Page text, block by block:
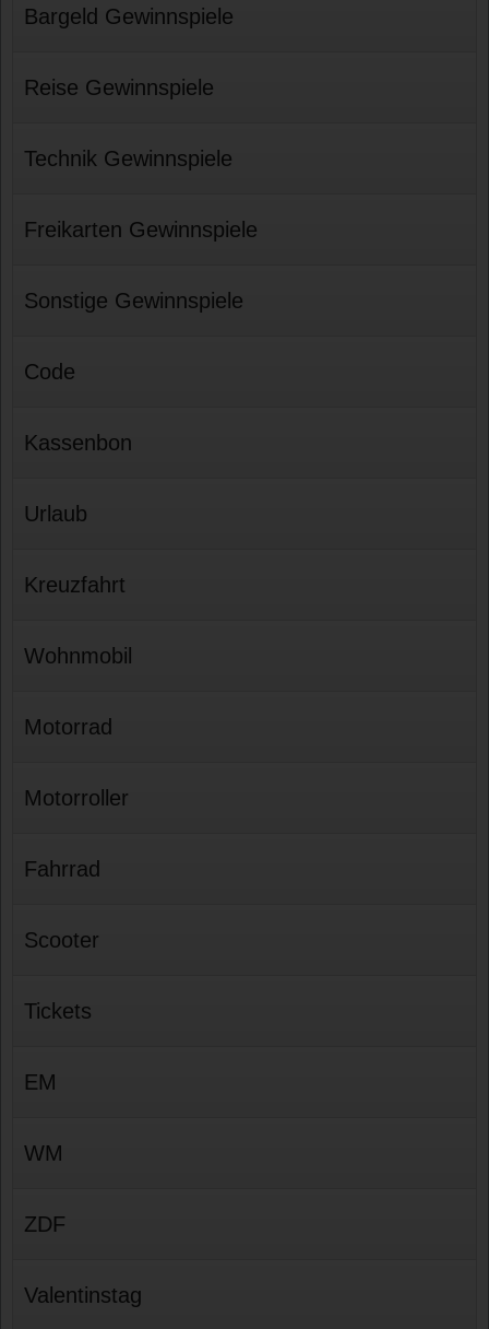
Bargeld Gewinnspiele
Reise Gewinnspiele
Technik Gewinnspiele
Freikarten Gewinnspiele
Sonstige Gewinnspiele
Code
Kassenbon
Urlaub
Kreuzfahrt
Wohnmobil
Motorrad
Motorroller
Fahrrad
Scooter
Tickets
EM
WM
ZDF
Valentinstag